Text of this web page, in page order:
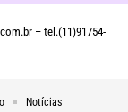
– tel.(11)91754-
Notícias